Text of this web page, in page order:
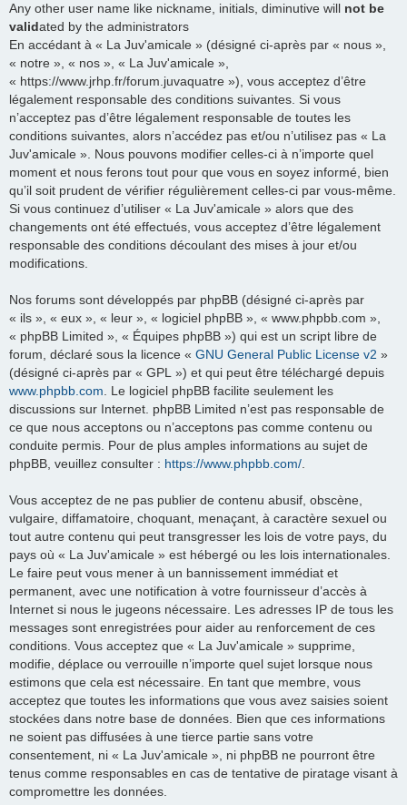
Any other user name like nickname, initials, diminutive will not be
validated by the administrators
En accédant à « La Juv'amicale » (désigné ci-après par « nous »,
« notre », « nos », « La Juv'amicale »,
« https://www.jrhp.fr/forum.juvaquatre »), vous acceptez d’être
légalement responsable des conditions suivantes. Si vous
n’acceptez pas d’être légalement responsable de toutes les
conditions suivantes, alors n’accédez pas et/ou n’utilisez pas « La
Juv'amicale ». Nous pouvons modifier celles-ci à n’importe quel
moment et nous ferons tout pour que vous en soyez informé, bien
qu’il soit prudent de vérifier régulièrement celles-ci par vous-même.
Si vous continuez d’utiliser « La Juv'amicale » alors que des
changements ont été effectués, vous acceptez d’être légalement
responsable des conditions découlant des mises à jour et/ou
modifications.
Nos forums sont développés par phpBB (désigné ci-après par
« ils », « eux », « leur », « logiciel phpBB », « www.phpbb.com »,
« phpBB Limited », « Équipes phpBB ») qui est un script libre de
forum, déclaré sous la licence « GNU General Public License v2 »
(désigné ci-après par « GPL ») et qui peut être téléchargé depuis
www.phpbb.com. Le logiciel phpBB facilite seulement les
discussions sur Internet. phpBB Limited n’est pas responsable de
ce que nous acceptons ou n’acceptons pas comme contenu ou
conduite permis. Pour de plus amples informations au sujet de
phpBB, veuillez consulter : https://www.phpbb.com/.
Vous acceptez de ne pas publier de contenu abusif, obscène,
vulgaire, diffamatoire, choquant, menaçant, à caractère sexuel ou
tout autre contenu qui peut transgresser les lois de votre pays, du
pays où « La Juv'amicale » est hébergé ou les lois internationales.
Le faire peut vous mener à un bannissement immédiat et
permanent, avec une notification à votre fournisseur d’accès à
Internet si nous le jugeons nécessaire. Les adresses IP de tous les
messages sont enregistrées pour aider au renforcement de ces
conditions. Vous acceptez que « La Juv'amicale » supprime,
modifie, déplace ou verrouille n’importe quel sujet lorsque nous
estimons que cela est nécessaire. En tant que membre, vous
acceptez que toutes les informations que vous avez saisies soient
stockées dans notre base de données. Bien que ces informations
ne soient pas diffusées à une tierce partie sans votre
consentement, ni « La Juv'amicale », ni phpBB ne pourront être
tenus comme responsables en cas de tentative de piratage visant à
compromettre les données.